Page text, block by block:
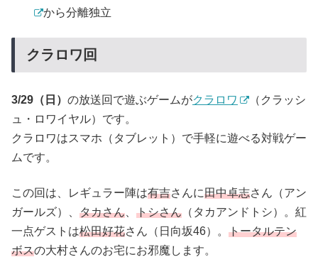
から分離独立
クラロワ回
3/29（日） の放送回で遊ぶゲームがクラロワ
（クラッシ
ュ・ロワイヤル）です。
クラロワはスマホ（タブレット）で手軽に遊べる対戦ゲー
ムです。
この回は、レギュラー陣は有吉さんに田中卓志さん（アン
ガールズ）、 タカさん トシさん （タカアンドトシ）。紅
一点ゲストは松田好花さん（日向坂46）。 トータルテン
ボスの大村さんのお宅にお邪魔します。